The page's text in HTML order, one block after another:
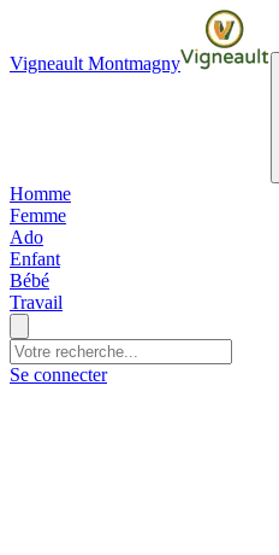
Vigneault Montmagny
Homme
Femme
Ado
Enfant
Bébé
Travail
Se connecter